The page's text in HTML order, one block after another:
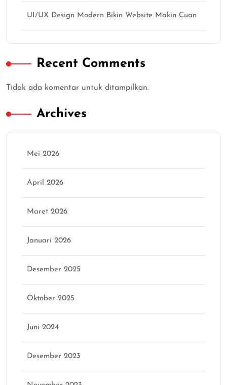
UI/UX Design Modern Bikin Website Makin Cuan
Recent Comments
Tidak ada komentar untuk ditampilkan.
Archives
Mei 2026
April 2026
Maret 2026
Januari 2026
Desember 2025
Oktober 2025
Juni 2024
Desember 2023